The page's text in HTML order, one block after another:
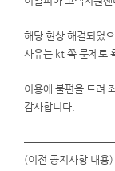
해당 현상 해결되었
사유는 kt 쪽 문제로
이용에 불편을 드려
감사합니다.
(이전 공지사항 내용)